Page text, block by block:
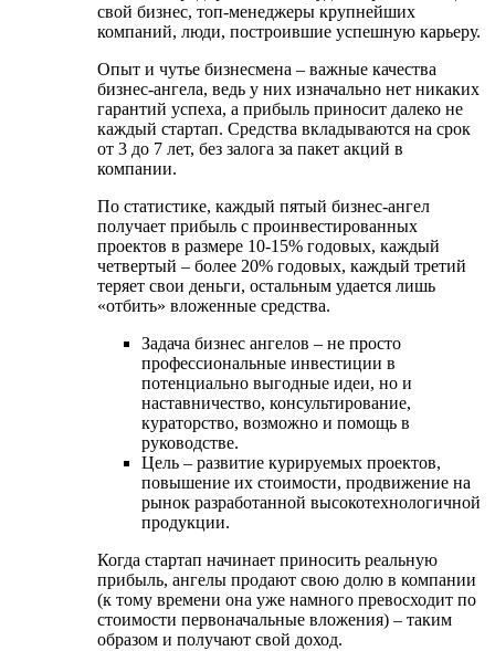
свой бизнес, топ-менеджеры крупнейших
компаний, люди, построившие успешную карьеру.
Опыт и чутье бизнесмена – важные качества
бизнес-ангела, ведь у них изначально нет никаких
гарантий успеха, а прибыль приносит далеко не
каждый стартап. Средства вкладываются на срок
от 3 до 7 лет, без залога за пакет акций в
компании.
По статистике, каждый пятый бизнес-ангел
получает прибыль с проинвестированных
проектов в размере 10-15% годовых, каждый
четвертый – более 20% годовых, каждый третий
теряет свои деньги, остальным удается лишь
«отбить» вложенные средства.
Задача бизнес ангелов – не просто
профессиональные инвестиции в
потенциально выгодные идеи, но и
наставничество, консультирование,
кураторство, возможно и помощь в
руководстве.
Цель – развитие курируемых проектов,
повышение их стоимости, продвижение на
рынок разработанной высокотехнологичной
продукции.
Когда стартап начинает приносить реальную
прибыль, ангелы продают свою долю в компании
(к тому времени она уже намного превосходит по
стоимости первоначальные вложения) – таким
образом и получают свой доход.